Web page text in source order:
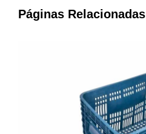
Páginas Relacionadas